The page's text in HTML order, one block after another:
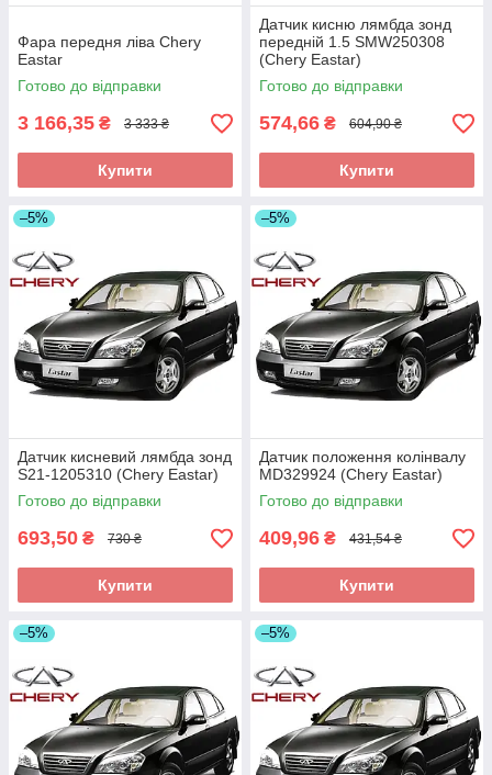
Фара передня ліва Chery
Eastar
Готово до відправки
3 166,35 ₴ 3 333 ₴
Купити
Датчик кисню лямбда зонд
передній 1.5 SMW250308
(Chery Eastar)
Готово до відправки
574,66 ₴ 604,90 ₴
Купити
–5%
Датчик кисневий лямбда зонд
S21-1205310 (Chery Eastar)
Готово до відправки
693,50 ₴ 730 ₴
Купити
–5%
Датчик положення колінвалу
MD329924 (Chery Eastar)
Готово до відправки
409,96 ₴ 431,54 ₴
Купити
–5% –5%